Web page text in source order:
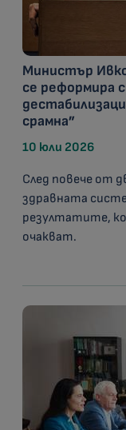
Министър
се реформира
срамна”
10 юли 2026
След повече от
здравната
резултатите,
очакват.